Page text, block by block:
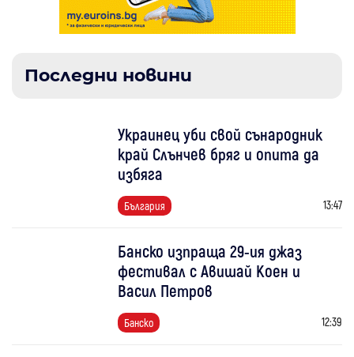
Последни новини
Украинец уби свой сънародник
край Слънчев бряг и опита да
избяга
България 13:47
Банско изпраща 29-ия джаз
фестивал с Авишай Коен и
Васил Петров
Банско 12:39